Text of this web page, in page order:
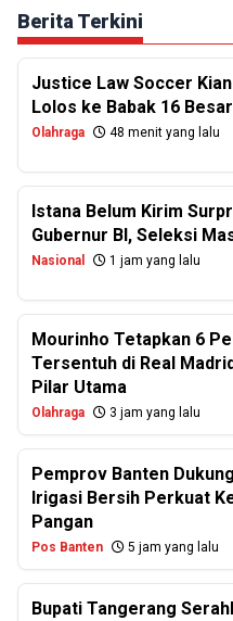
Berita Terkini
Justice Law Soccer
Lolos ke Babak 16 Besar
Olahraga 48 menit yang lalu
Istana Belum Kirim
Gubernur BI, Seleksi
Nasional 1 jam yang lalu
Mourinho Tetapkan 6
Tersentuh di Real
Pilar Utama
Olahraga 3 jam yang lalu
Pemprov Banten
Irigasi Bersih Perkuat
Pangan
Pos Banten 5 jam yang lalu
Bupati Tangerang